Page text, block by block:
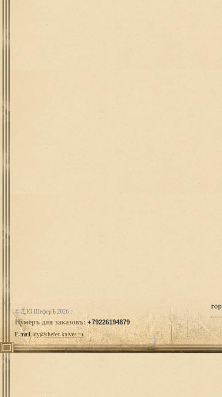
© Д.Ю.ШеферЪ 2026 г.
Нумеръ для заказовъ: +79226194879
E-mail: dy@shefer-knives.ru